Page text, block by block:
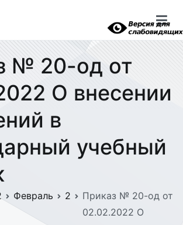
№ 20-од от
О внесении
в
учебный
Февраль 2
Приказ № 20-од от
02.02.2022 О